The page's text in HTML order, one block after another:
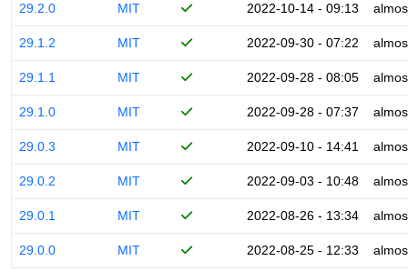
29.2.0 MIT 2022-10-14 - 09:13
29.1.2 MIT 2022-09-30 - 07:22
29.1.1 MIT 2022-09-28 - 08:05
29.1.0 MIT 2022-09-28 - 07:37
29.0.3 MIT 2022-09-10 - 14:41
29.0.2 MIT 2022-09-03 - 10:48
29.0.1 MIT 2022-08-26 - 13:34
29.0.0 MIT 2022-08-25 - 12:33